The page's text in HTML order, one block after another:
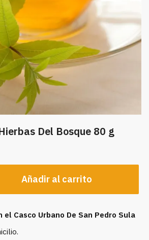
Del Bosque 80 g
Añadir al carrito
el Casco Urbano De San Pedro Sula